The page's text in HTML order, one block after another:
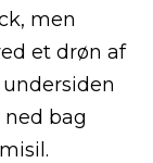
men
et drøn af
bag